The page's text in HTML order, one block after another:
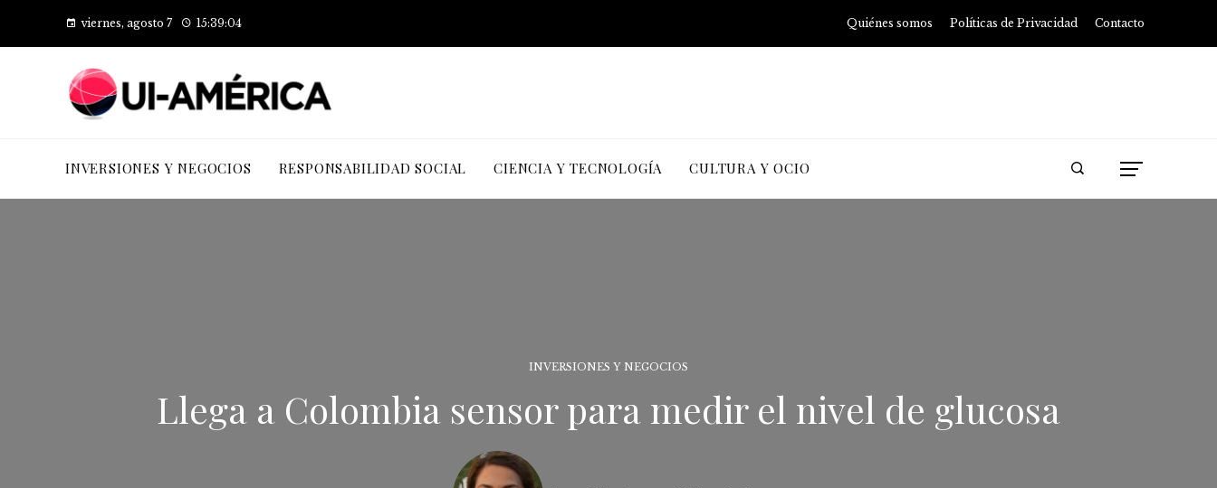
viernes, agosto 7 15:39:05 Quiénes somos Políticas de Privacidad Contacto
INVERSIONES Y NEGOCIOS RESPONSABILIDAD SOCIAL CIENCIA Y TECNOLOGÍA CULTURA Y OCIO
INVERSIONES Y NEGOCIOS
Llega a Colombia sensor para medir el nivel de glucosa